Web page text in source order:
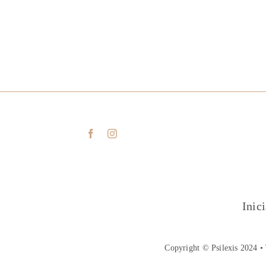
Copyright © Psilexis 2024 •